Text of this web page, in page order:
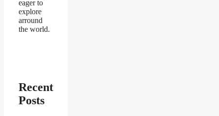
eager to
explore
arround
the world.
Recent
Posts